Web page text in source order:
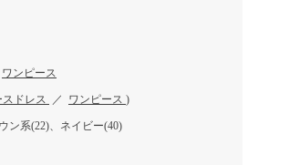
ワンピース
スドレス ／ ワンピース )
ン系(22)、ネイビー(40)